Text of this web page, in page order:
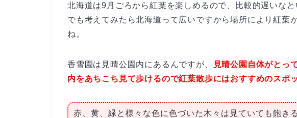
北海道は9月ごろから紅葉を楽しめるので、比較的遅いなと
でも考えてみたら北海道って広いですから場所により紅葉
ね。
香雪園は見晴公園内にあるんですが、
見晴公園自体がとっ
内をあちこち見て歩けるので紅葉散歩にはおすすめのスポ
赤、黄、緑と様々な色に色づいた木々は見ていても飽き